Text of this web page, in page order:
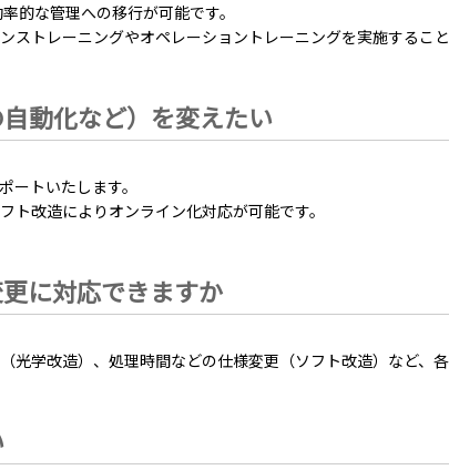
的な管理への移行が可能です。
トレーニングやオペレーショントレーニングを実施するこ
動化など）を変えたい
トいたします。
改造によりオンライン化対応が可能です。
に対応できますか
学改造）、処理時間などの仕様変更（ソフト改造）など、